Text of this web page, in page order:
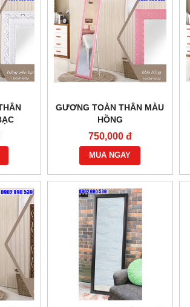
GƯƠNG TOÀN THÂN MÀU
HỒNG
750,000 đ
MUA NGAY